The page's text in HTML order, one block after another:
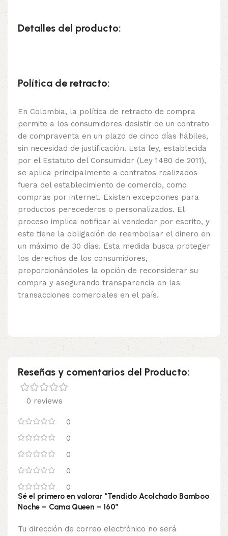
Detalles del producto:
Política de retracto:
En Colombia, la política de retracto de compra
permite a los consumidores desistir de un contrato
de compraventa en un plazo de cinco días hábiles,
sin necesidad de justificación. Esta ley, establecida
por el Estatuto del Consumidor (Ley 1480 de 2011),
se aplica principalmente a contratos realizados
fuera del establecimiento de comercio, como
compras por internet. Existen excepciones para
productos perecederos o personalizados. El
proceso implica notificar al vendedor por escrito, y
este tiene la obligación de reembolsar el dinero en
un máximo de 30 días. Esta medida busca proteger
los derechos de los consumidores,
proporcionándoles la opción de reconsiderar su
compra y asegurando transparencia en las
transacciones comerciales en el país.
Reseñas y comentarios del Producto:
0 reviews
0
0
0
0
0
Sé el primero en valorar “Tendido Acolchado Bamboo
Noche – Cama Queen – 160”
Tu dirección de correo electrónico no será